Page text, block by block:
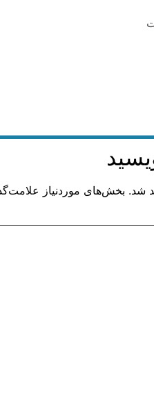
شد. بخش‌های موردنیاز